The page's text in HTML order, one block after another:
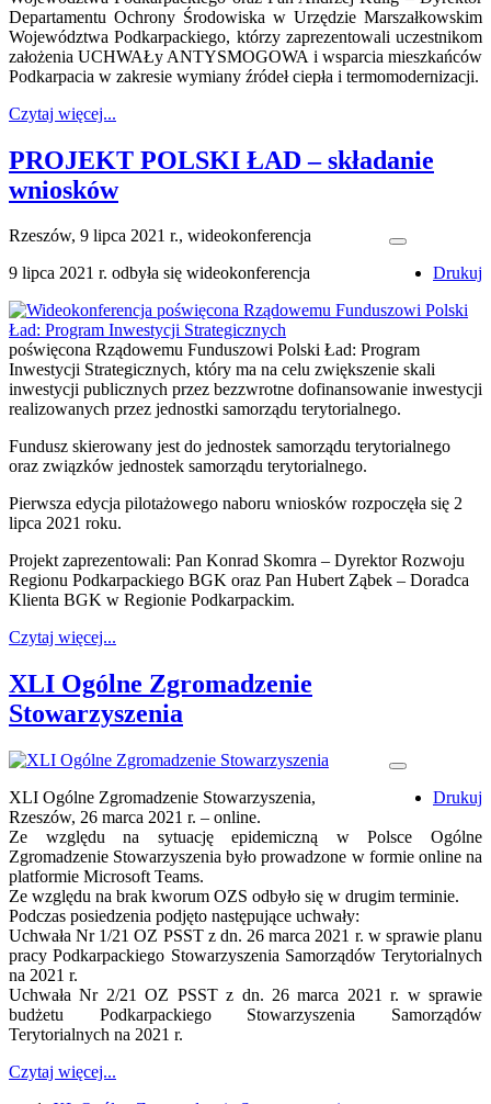
Departamentu Ochrony Środowiska w Urzędzie Marszałkowskim
Województwa Podkarpackiego, którzy zaprezentowali uczestnikom
założenia UCHWAŁy ANTYSMOGOWA i wsparcia mieszkańców
Podkarpacia w zakresie wymiany źródeł ciepła i termomodernizacji.
Czytaj więcej...
PROJEKT POLSKI ŁAD – składanie
wniosków
Drukuj
Rzeszów, 9 lipca 2021 r., wideokonferencja
9 lipca 2021 r. odbyła się wideokonferencja
poświęcona Rządowemu Funduszowi Polski Ład: Program
Inwestycji Strategicznych, który ma na celu zwiększenie skali
inwestycji publicznych przez bezzwrotne dofinansowanie inwestycji
realizowanych przez jednostki samorządu terytorialnego.
Fundusz skierowany jest do jednostek samorządu terytorialnego
oraz związków jednostek samorządu terytorialnego.
Pierwsza edycja pilotażowego naboru wniosków rozpoczęła się 2
lipca 2021 roku.
Projekt zaprezentowali: Pan Konrad Skomra – Dyrektor Rozwoju
Regionu Podkarpackiego BGK oraz Pan Hubert Ząbek – Doradca
Klienta BGK w Regionie Podkarpackim.
Czytaj więcej...
XLI Ogólne Zgromadzenie
Stowarzyszenia
Drukuj
XLI Ogólne Zgromadzenie Stowarzyszenia,
Rzeszów, 26 marca 2021 r. – online.
Ze względu na sytuację epidemiczną w Polsce Ogólne
Zgromadzenie Stowarzyszenia było prowadzone w formie online na
platformie Microsoft Teams.
Ze względu na brak kworum OZS odbyło się w drugim terminie.
Podczas posiedzenia podjęto następujące uchwały:
Uchwała Nr 1/21 OZ PSST z dn. 26 marca 2021 r. w sprawie planu
pracy Podkarpackiego Stowarzyszenia Samorządów Terytorialnych
na 2021 r.
Uchwała Nr 2/21 OZ PSST z dn. 26 marca 2021 r. w sprawie
budżetu Podkarpackiego Stowarzyszenia Samorządów
Terytorialnych na 2021 r.
Czytaj więcej...